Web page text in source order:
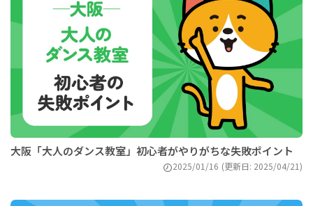
大阪「大人のダンス教室」初心者がやりがちな失敗ポイント
2025/01/16 (更新日: 2025/04/21)